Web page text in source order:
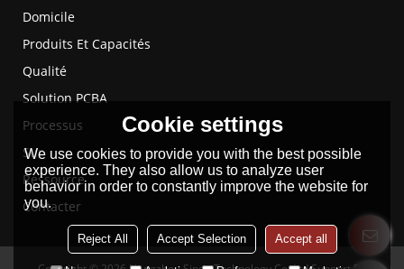
Domicile
Produits Et Capacités
Qualité
Solution PCBA
Processus
Sur
Ressource
Contacter
Cookie settings
We use cookies to provide you with the best possible
experience. They also allow us to analyze user
behavior in order to constantly improve the website for
you.
Reject All Accept Selection Accept all